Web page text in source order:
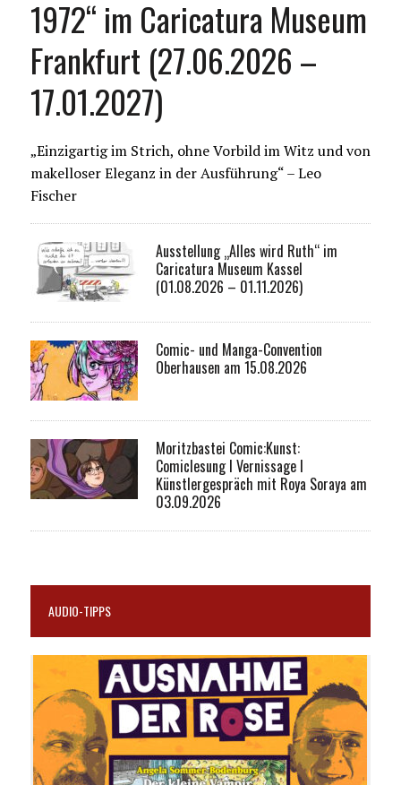
1972“ im Caricatura Museum
Frankfurt (27.06.2026 –
17.01.2027)
„Einzigartig im Strich, ohne Vorbild im Witz und von
makelloser Eleganz in der Ausführung“ – Leo
Fischer
Ausstellung „Alles wird Ruth“ im
Caricatura Museum Kassel
(01.08.2026 – 01.11.2026)
Comic- und Manga-Convention
Oberhausen am 15.08.2026
Moritzbastei Comic:Kunst:
Comiclesung I Vernissage I
Künstlergespräch mit Roya Soraya am
03.09.2026
AUDIO-TIPPS